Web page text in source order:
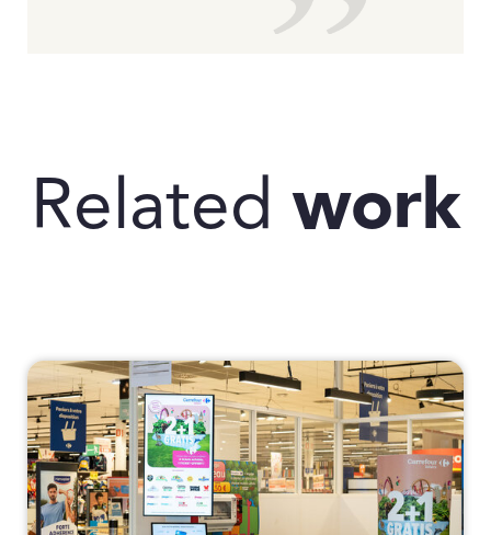
Relatedwork